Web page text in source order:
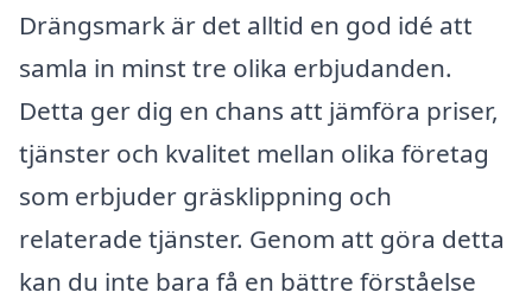
Drängsmark är det alltid en god idé att
samla in minst tre olika erbjudanden.
Detta ger dig en chans att jämföra priser,
tjänster och kvalitet mellan olika företag
som erbjuder gräsklippning och
relaterade tjänster. Genom att göra detta
kan du inte bara få en bättre förståelse